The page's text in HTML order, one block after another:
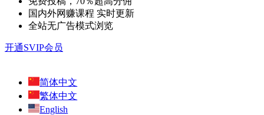
国内外网赚课程 实时更新
全站无广告模式浏览
开通SVIP会员
简体中文
繁体中文
English